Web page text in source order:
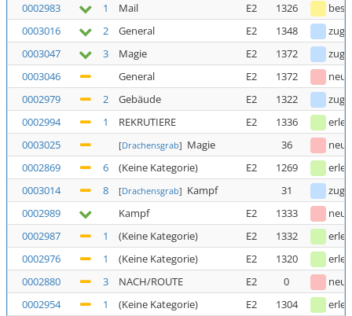
0002983
1 Mail E2 1326
0003016
2 General E2 1348
0003047
3 Magie E2 1372
0003046
General E2 1372
neu
0002979
2 Gebäude E2 1322
0002994
1 REKRUTIERE E2 1336
0003025
[Drachensgrab] Magie 36
neu
0002869
6 (Keine Kategorie) E2 1269
0003014
8 [Drachensgrab] Kampf 31
0002989
Kampf E2 1333
neu
0002987
1 (Keine Kategorie) E2 1332
0002976
1 (Keine Kategorie) E2 1320
0002880
3 NACH/ROUTE E2 0
neu
0002954
1 (Keine Kategorie) E2 1304